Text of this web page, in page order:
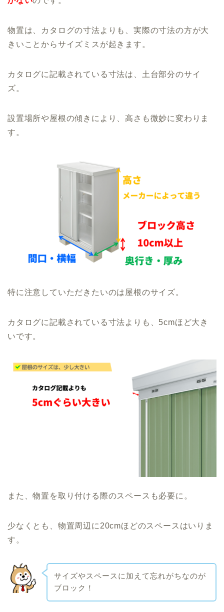
物置は、カタログの寸法よりも、実際の寸法の方が大
きいことからサイズミスが起きます。
カタログに記載されている寸法は、土台部分のサイ
ズ。
設置場所や屋根の傾きにより、高さも微妙に変わりま
す。
特に注意していただきたいのは屋根のサイズ。
カタログに記載されている寸法よりも、5cmほど大き
いです。
また、物置を取り付ける際のスペースも必要に。
少なくとも、物置周辺に20cmほどのスペースはいりま
す。
サイズやスペースに加えて忘れがちなのが
ブロック！